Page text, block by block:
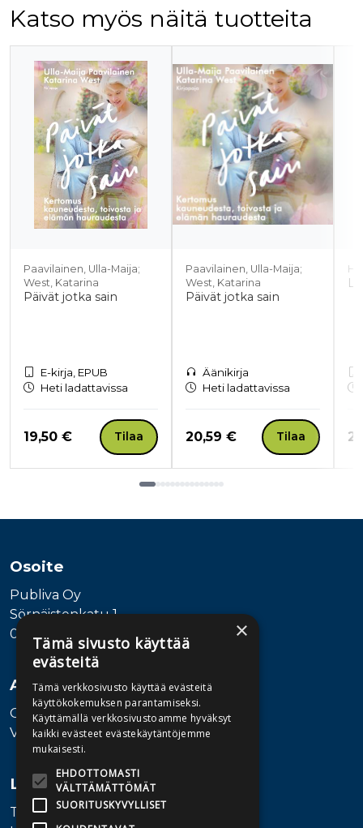
Katso myös näitä tuotteita
Tuoteluettelon alku
Paavilainen, Ulla-Maija;
West, Katarina
Päivät jotka sain
E-kirja, EPUB
Heti ladattavissa
Hinta nyt
19,50 € Tilaa
Paavilainen, Ulla-Maija;
West, Katarina
Päivät jotka sain
Äänikirja
Heti ladattavissa
Hinta nyt
20,59 € Tilaa
Osoite
Publiva Oy
Sörnäistenkatu 1
00580 Helsinki
Asiakaspalvelu
Ota yhteyttä
Vaihde: 010 345100
Lisätietoa
Toimitusehdot
×
Tämä sivusto käyttää
evästeitä
Tämä verkkosivusto käyttää evästeitä
käyttökokemuksen parantamiseksi.
Käyttämällä verkkosivustoamme hyväksyt
kaikki evästeet evästekäytäntöjemme
mukaisesti.
EHDOTTOMASTI
VÄLTTÄMÄTTÖMÄT
SUORITUSKYVYLLISET